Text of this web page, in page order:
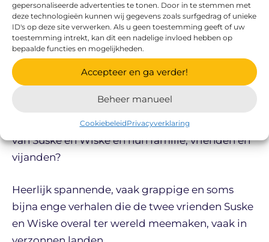
gepersonaliseerde advertenties te tonen. Door in te stemmen met
deze technologieën kunnen wij gegevens zoals surfgedrag of unieke
ID's op deze site verwerken. Als u geen toestemming geeft of uw
toestemming intrekt, kan dit een nadelige invloed hebben op
bepaalde functies en mogelijkheden.
Accepteer en ga verder!
Beheer manueel
CookiebeleidPrivacyverklaring
met de rode kaft met de boeiende avonturen
van Suske en Wiske en hun familie, vrienden en
vijanden?
Heerlijk spannende, vaak grappige en soms
bijna enge verhalen die de twee vrienden Suske
en Wiske overal ter wereld meemaken, vaak in